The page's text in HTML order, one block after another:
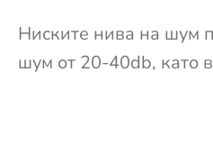
Ниските нива на шум
шум от 20-40db, като